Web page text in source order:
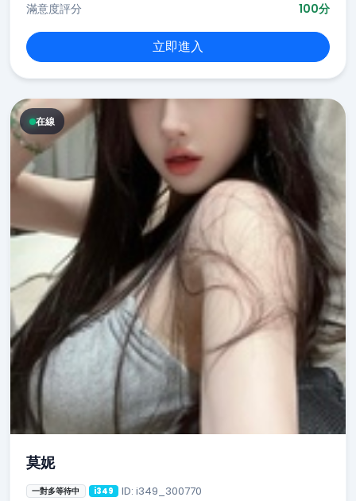
滿意度評分
100分
立即進入
在線
莫妮
一對多等待中 i349 ID: i349_300770